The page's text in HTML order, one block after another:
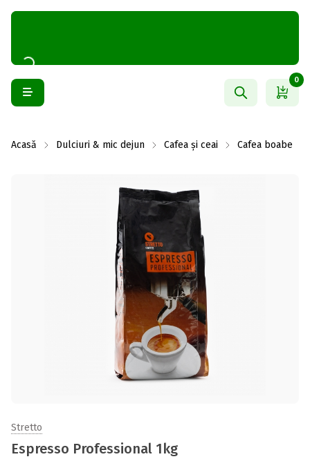
0
Acasă Dulciuri & mic dejun Cafea și ceai Cafea boabe
Stretto
Espresso Professional 1kg